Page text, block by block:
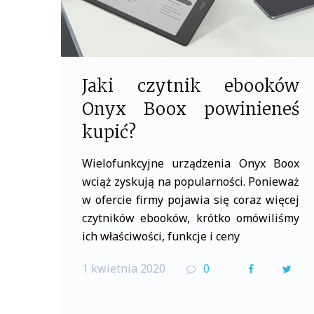
Jaki czytnik ebooków
Onyx Boox powinieneś
kupić?
Wielofunkcyjne urządzenia Onyx Boox
wciąż zyskują na popularności. Ponieważ
w ofercie firmy pojawia się coraz więcej
czytników ebooków, krótko omówiliśmy
ich właściwości, funkcje i ceny
1 kwietnia 2020 0
F